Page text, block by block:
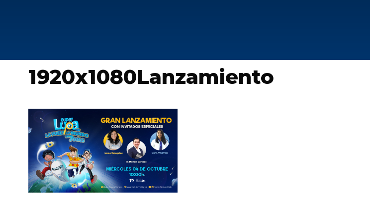
1920x1080Lanzamiento